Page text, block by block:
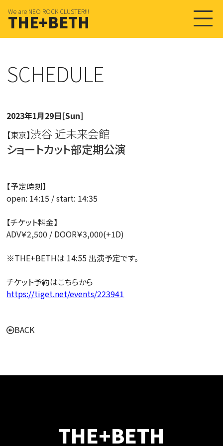
We are NEO ROCK CLUSTER!!!
THE+BETH
SCHEDULE
2023年1月29日[Sun]
【東京】渋谷 近未来会館
ショートカット部定期公演
【予定時刻】
open: 14:15 / start: 14:35
【チケット料金】
ADV￥2,500 / DOOR￥3,000(+1D)
※THE+BETHは 14:55 出演予定です。
チケット予約はこちらから
https://tiget.net/events/223941
BACK
THE+BETH